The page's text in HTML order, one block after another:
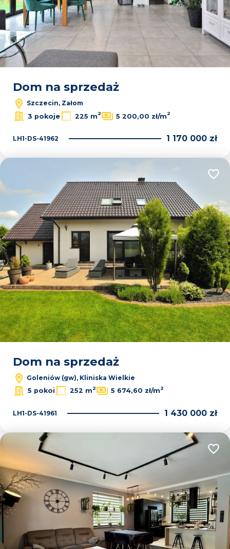
Dom na sprzedaż
Szczecin, Załom
3 pokoje
225 m2 5 200,00 zł/m2
LH1-DS-41962 1 170 000 zł
Dom na sprzedaż
Goleniów (gw), Kliniska Wielkie
5 pokoi
252 m2 5 674,60 zł/m2
LH1-DS-41961 1 430 000 zł